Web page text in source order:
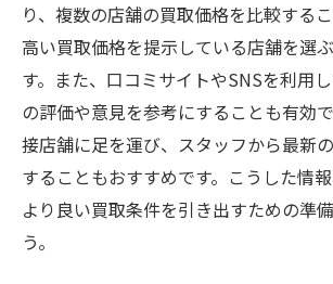
り、複数の店舗の買取価格を比較する
高い買取価格を提示している店舗を選
す。また、口コミサイトやSNSを利用
の評価や意見を参考にすることも有効
接店舗に足を運び、スタッフから最新
することもおすすめです。こうした情報
より良い買取条件を引き出すための準
う。